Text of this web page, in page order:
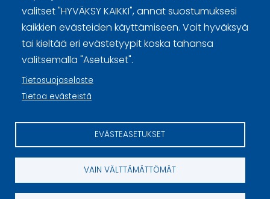
valitset "HYVÄKSY KAIKKI", annat suostumuksesi
kaikkien evästeiden käyttämiseen. Voit hyväksyä
tai kieltää eri evästetyypit koska tahansa
valitsemalla "Asetukset".
Tietosuojaseloste
Tietoa evästeistä
EVÄSTEASETUKSET
VAIN VÄLTTÄMÄTTÖMÄT
Sivuston käyttöehdot ja sisällön käyttöoikeudet
Tietosuojaselosteet
Tietoa evästeistä